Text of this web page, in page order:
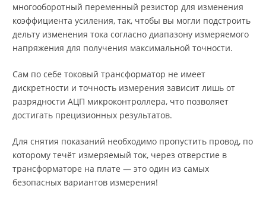
многооборотный переменный резистор для изменения
коэффициента усиления, так, чтобы вы могли подстроить
дельту изменения тока согласно диапазону измеряемого
напряжения для получения максимальной точности.
Сам по себе токовый трансформатор не имеет
дискретности и точность измерения зависит лишь от
разрядности АЦП микроконтроллера, что позволяет
достигать прецизионных результатов.
Для снятия показаний необходимо пропустить провод, по
которому течёт измеряемый ток, через отверстие в
трансформаторе на плате — это один из самых
безопасных вариантов измерения!